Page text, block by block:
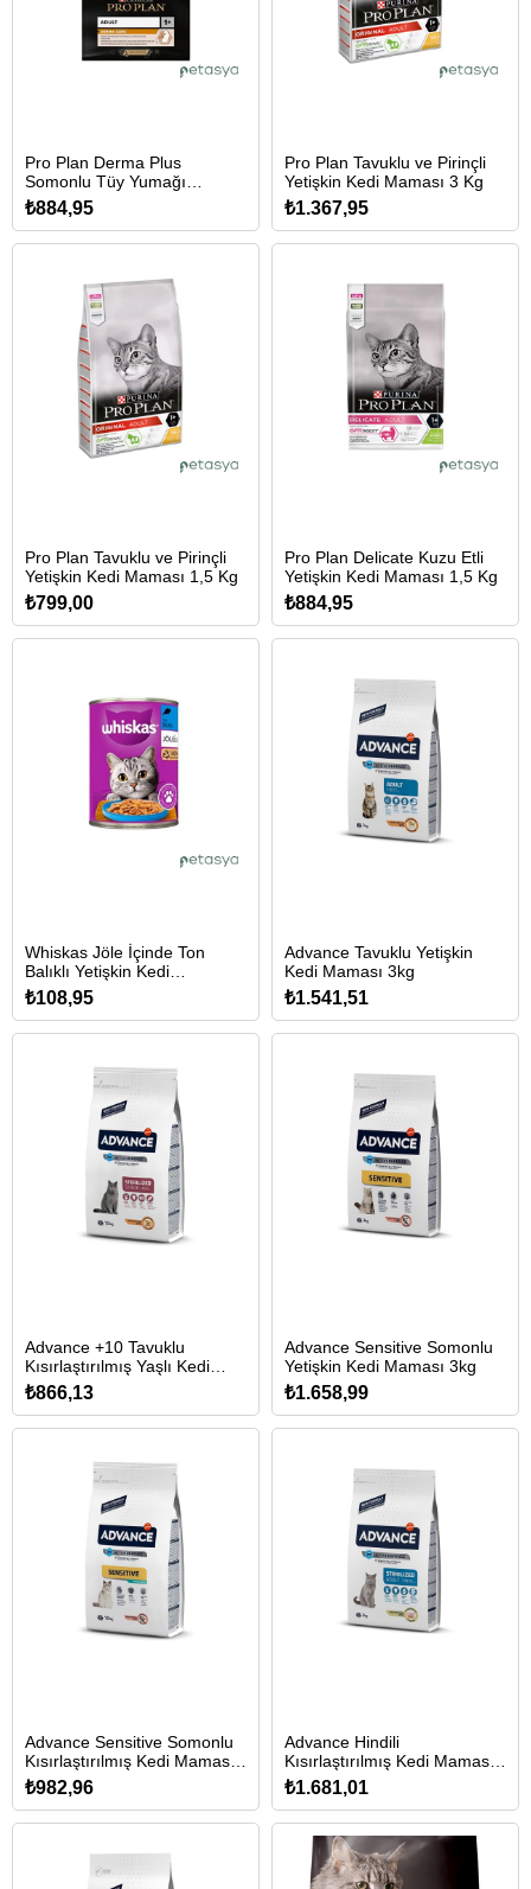
Pro Plan Derma Plus
Somonlu Tüy Yumağı
Önleyici Yetişkin Kedi
Maması 1,5 Kg
₺884,95
Pro Plan Tavuklu ve Pirinçli
Yetişkin Kedi Maması 3 Kg
₺1.367,95
Pro Plan Tavuklu ve Pirinçli
Yetişkin Kedi Maması 1,5 Kg
₺799,00
Pro Plan Delicate Kuzu Etli
Yetişkin Kedi Maması 1,5 Kg
₺884,95
Whiskas Jöle İçinde Ton
Balıklı Yetişkin Kedi
Konservesi 400gr
₺108,95
Advance Tavuklu Yetişkin
Kedi Maması 3kg
₺1.541,51
Advance +10 Tavuklu
Kısırlaştırılmış Yaşlı Kedi
Maması 1,5kg
₺866,13
Advance Sensitive Somonlu
Yetişkin Kedi Maması 3kg
₺1.658,99
Advance Sensitive Somonlu
Kısırlaştırılmış Kedi Maması
1,5kg
₺982,96
Advance Hindili
Kısırlaştırılmış Kedi Maması
3kg
₺1.681,01